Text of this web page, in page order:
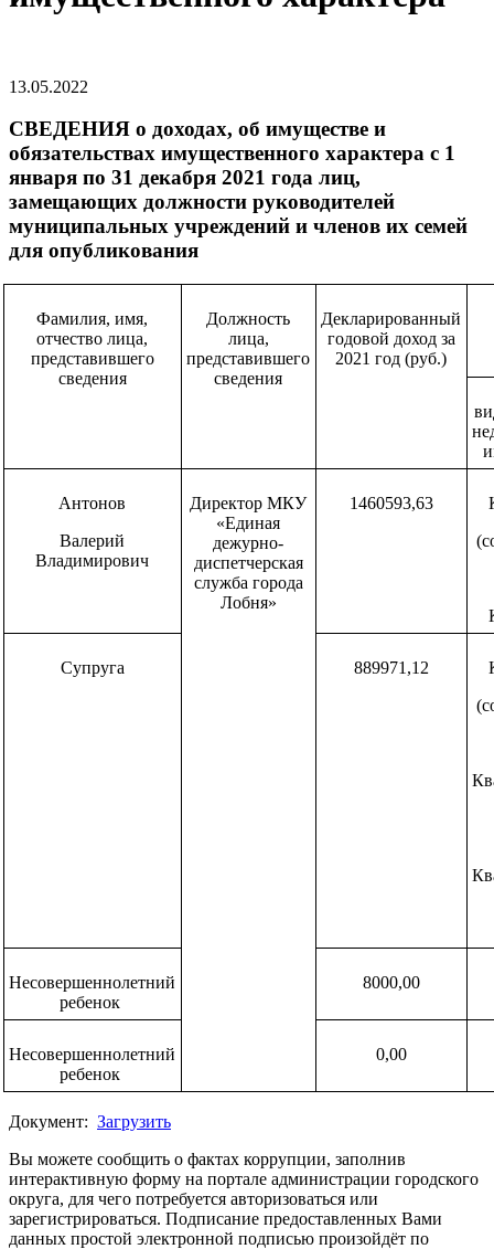
13.05.2022
СВЕДЕНИЯ о доходах, об имуществе и
обязательствах имущественного характера с 1
января по 31 декабря 2021 года лиц,
замещающих должности руководителей
муниципальных учреждений и членов их семей
для опубликования
Фамилия, имя,
отчество лица,
представившего
сведения
Должность
лица,
представившего
сведения
Декларированный
годовой доход за
2021 год (руб.)
Антонов
Валерий
Владимирович
Директор МКУ
«Единая
дежурно-
диспетчерская
служба города
Лобня»
1460593,63
Супруга 889971,12
Несовершеннолетний
ребенок
8000,00
Несовершеннолетний
ребенок
0,00
Документ: Загрузить
Вы можете сообщить о фактах коррупции, заполнив
интерактивную форму на портале администрации городского
округа, для чего потребуется авторизоваться или
зарегистрироваться. Подписание предоставленных Вами
данных простой электронной подписью произойдёт по